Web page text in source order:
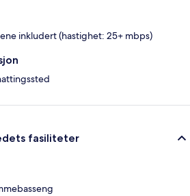
inkludert (hastighet: 25+ mbps)
fasiliteter